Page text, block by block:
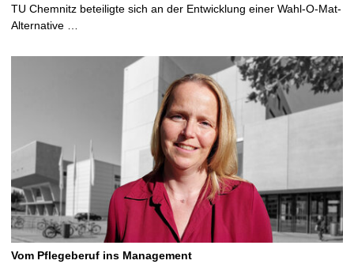
TU Chemnitz beteiligte sich an der Entwicklung einer Wahl-O-Mat-
Alternative …
Vom Pflegeberuf ins Management